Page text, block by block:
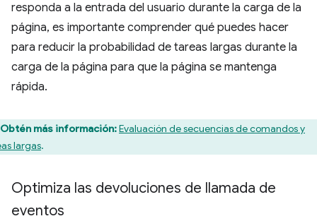
responda a la entrada del usuario durante la carga de la
página, es importante comprender qué puedes hacer
para reducir la probabilidad de tareas largas durante la
carga de la página para que la página se mantenga
rápida.
Obtén más información:Evaluación de secuencias de comandos y
largas.
Optimiza las devoluciones de llamada de
eventos